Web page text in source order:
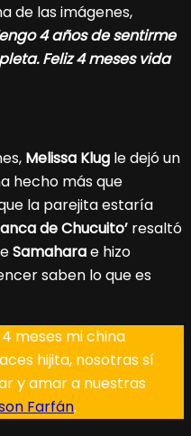
de las imágenes,
4 años de sentirme
Feliz 4 meses vida
Melissa Klug le dejó un
hecho más que
la parejita estaría
de Chucuito’ resaltó
Samaharae hizo
saben lo que es
meses mi china
hijita, nosotras sí
y amar a nuestras
Farfán.